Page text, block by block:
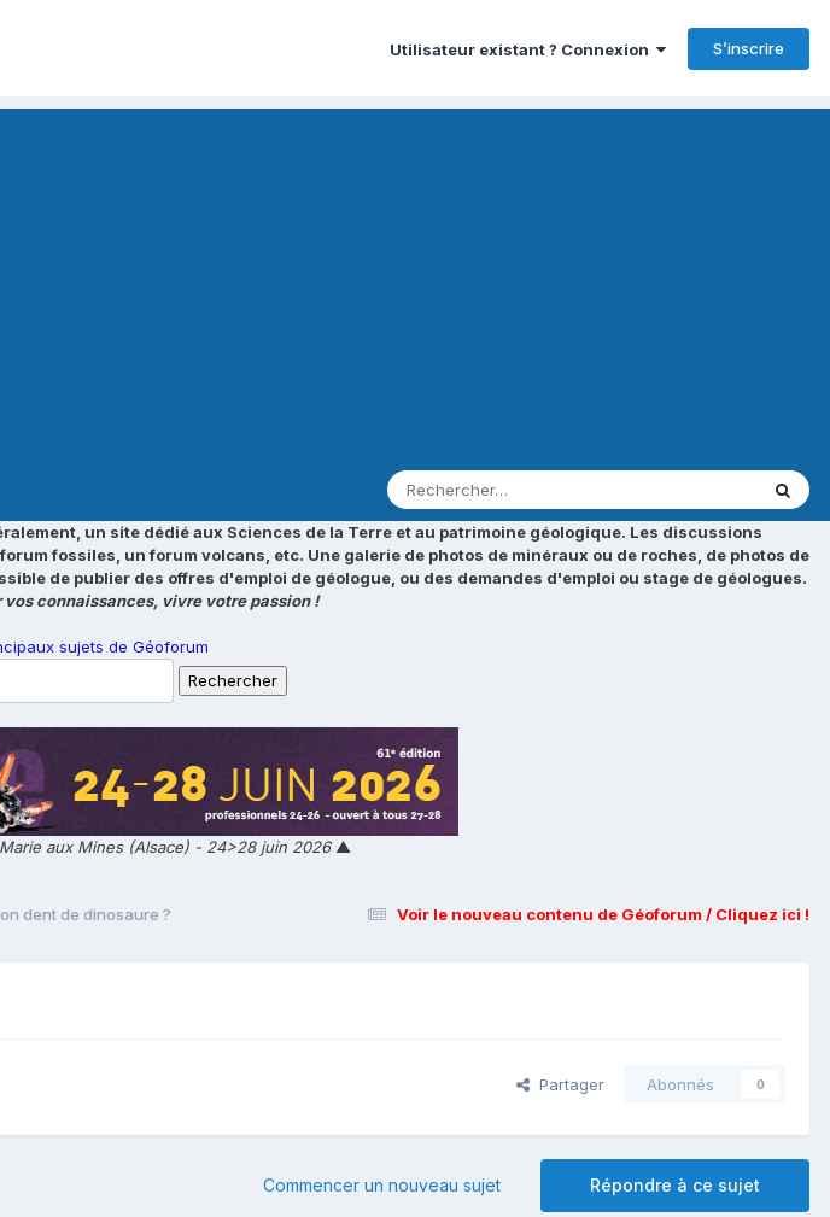
Utilisateur existant ? Connexion S’inscrire
un site dédié aux Sciences de la Terre et au patrimoine géologique. Les discussions
fossiles, un forum volcans, etc. Une galerie de photos de minéraux ou de roches, de photos de
de publier des offres d'emploi de géologue, ou des demandes d'emploi ou stage de géologues.
connaissances, vivre votre passion !
sujets de Géoforum
aux Mines (Alsace) - 24>28 juin 2026▲
Voir le nouveau contenu de Géoforum / Cliquez ici !
dent de dinosaure ?
Partager Abonnés 0
Répondre à ce sujet
Commencer un nouveau sujet